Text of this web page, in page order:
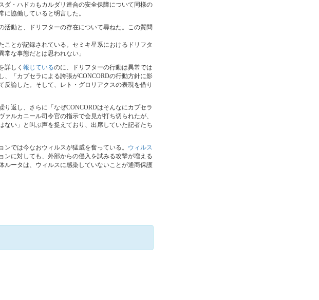
ダ・ハドカもカルダリ連合の安全保障について同様の
協働していると明言した。
活動と、ドリフターの存在について尋ねた。この質問
ことが記録されている。セミキ星系におけるドリフタ
な事態だとは思われない」
詳しく 報じているのに、ドリフターの行動は異常では
「カプセラによる誇張がCONCORDの行動方針に影
論した。そして、レト・グロリアクスの表現を借り
返し、さらに「なぜCONCORDはそんなにカプセラ
ルカニール司令官の指示で会見が打ち切られたが、
い」と叫ぶ声を捉えており、出席していた記者たち
では今なおウィルスが猛威を奮っている。 ウィルス
に対しても、外部からの侵入を試みる攻撃が増える
ルータは、ウィルスに感染していないことが通商保護